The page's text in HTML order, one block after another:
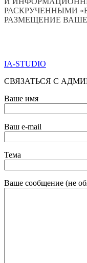
РАСКРУЧЕННЫМИ
РАЗМЕЩЕНИЕ
IA-STUDIO
СВЯЗАТЬСЯ С
Ваше имя
Ваш e-mail
Тема
Ваше сообщение (не